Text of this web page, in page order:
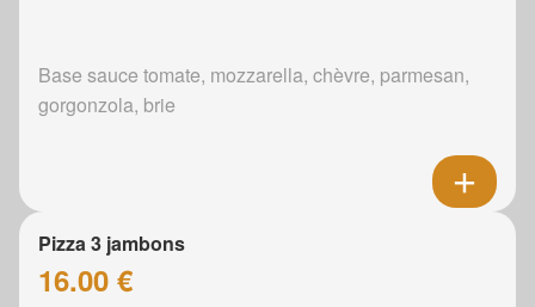
Base sauce tomate, mozzarella, chèvre, parmesan,
gorgonzola, brie
Pizza 3 jambons
16.00 €